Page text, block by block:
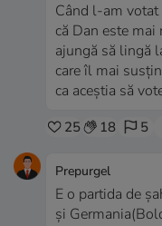
Când l-am
că Dan este mai
ajungă să lingă
care îl mai
ca aceștia să
25 18 5
Prepurgel
E o partida de
și